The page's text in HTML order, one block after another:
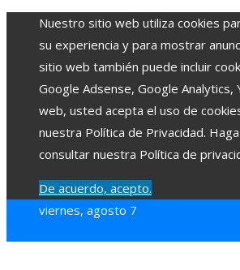
Nuestro sitio web utiliza cookies
su experiencia y para mostrar
sitio web también puede incluir
Google Adsense, Google Analytics,
web, usted acepta el uso de
nuestra Política de Privacidad.
consultar nuestra Política de
De acuerdo, acepto.
viernes, agosto 7